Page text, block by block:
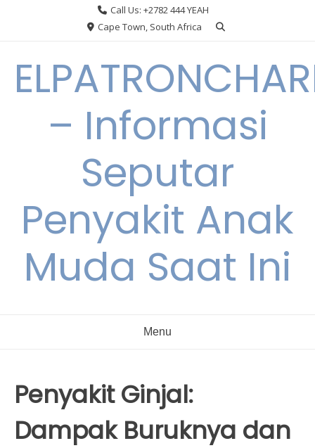
Call Us: +2782 444 YEAH
Cape Town, South Africa
– Informasi
Seputar
Penyakit Anak
Muda Saat Ini
Menu
Penyakit Ginjal:
Dampak Buruknya dan